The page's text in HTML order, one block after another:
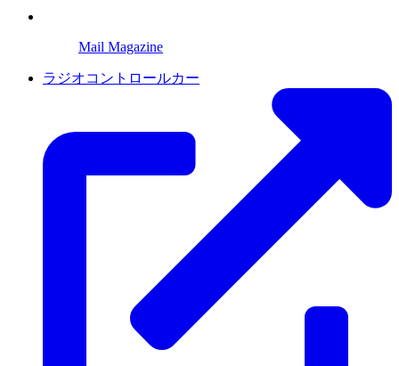
Mail Magazine
ラジオコントロールカー